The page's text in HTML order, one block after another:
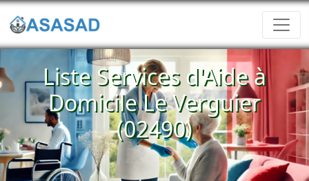
Liste Services d'Aide à
Domicile Le Verguier
(02490)